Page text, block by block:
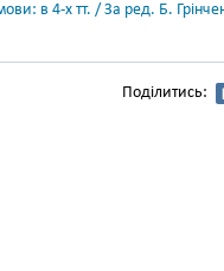
мови: в 4-х тт. / За ред. Б.
Поділитись: